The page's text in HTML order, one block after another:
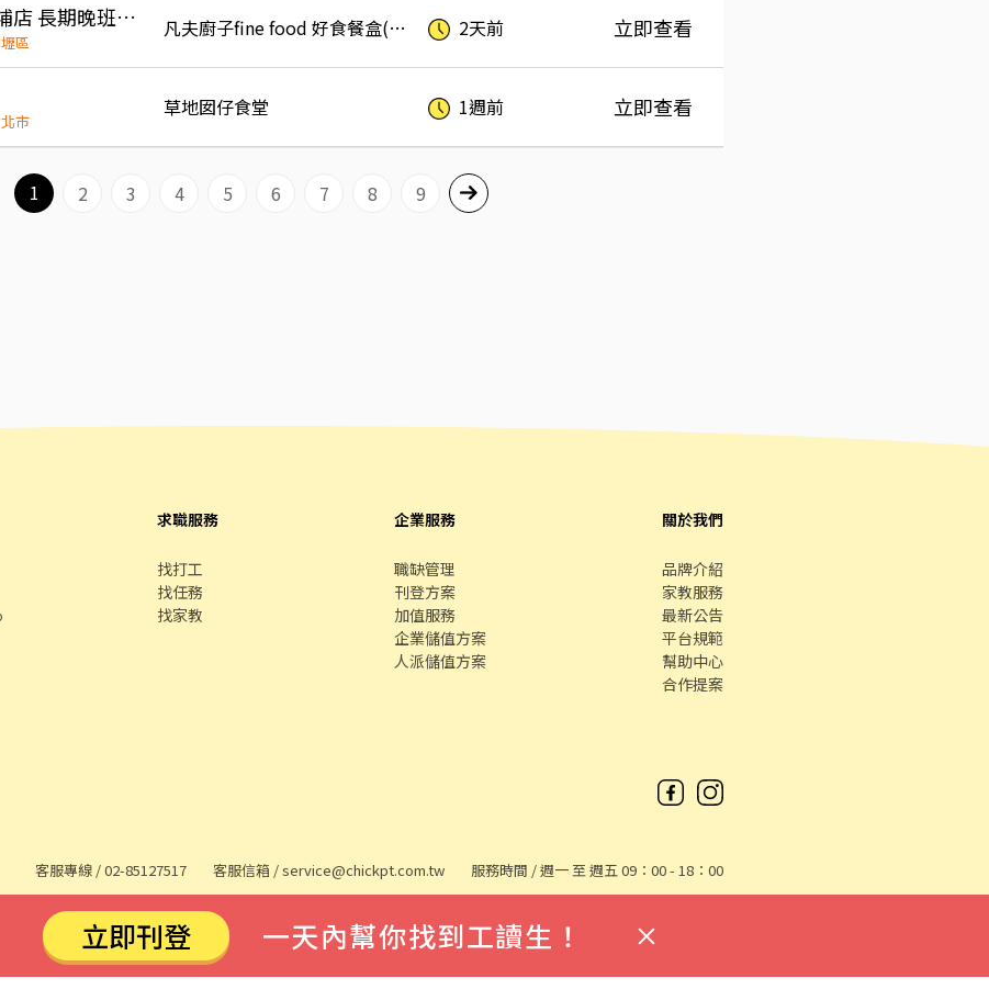
「凡夫廚子 」青埔店 長期晚班兼職人員
區
凡夫廚子fine food 好食餐盒(凡夫廚房商行) 2天前 立即查看
市
草地囡仔食堂 1週前 立即查看
1 2 3 4 5 6 7 8 9
求職服務
找打工
找任務
找家教
企業服務
職缺管理
刊登方案
加值服務
企業儲值方案
人派儲值方案
關於我們
品牌介紹
家教服務
最新公告
平台規範
幫助中心
合作提案
客服專線 /02-85127517 客服信箱 /service@chickpt.com.tw 服務時間 / 週一 至 週五 09：00 - 18：00
找師傅 591 房屋交易100 室內設計 8591 寶物交易8891 汽車交易8891 新車8891 中古車 數字徵才
段609巷12號10樓
許可證字號：2571 Copyright © 2026 by Addcn Technology Co., Ltd. All Rights reserved.
立即刊登 一天內幫你找到工讀生！